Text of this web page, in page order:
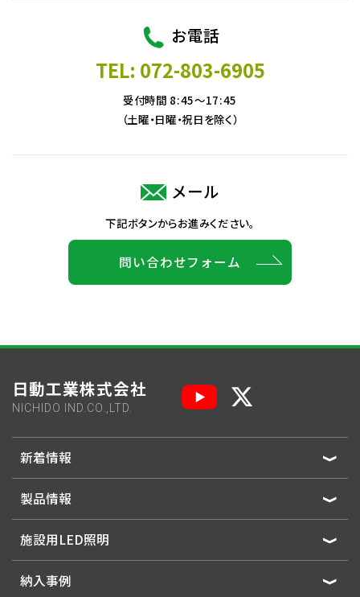
お電話
TEL: 072-803-6905
受付時間 8:45～17:45
（土曜・日曜・祝日を除く）
メール
下記ボタンからお進みください。
問い合わせフォーム
日動工業株式会社
NICHIDO IND.CO.,LTD.
新着情報
製品情報
施設用LED照明
納入事例